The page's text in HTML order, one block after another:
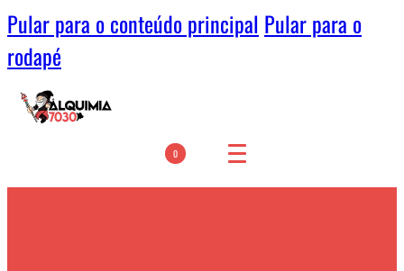
Pular para o conteúdo principal Pular para o
rodapé
0